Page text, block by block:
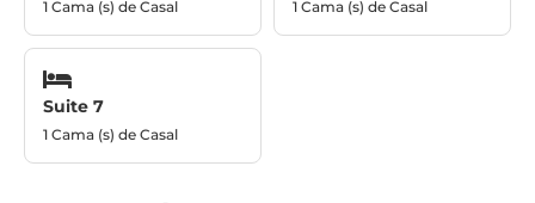
1 Cama (s) de Casal 1 Cama (s) de Casal
Suite 7
1 Cama (s) de Casal